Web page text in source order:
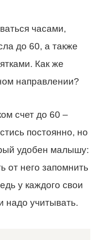
часами,
до 60, а также
Как же
направлении?
счет до 60 –
постоянно, но
удобен малышу:
от него запомнить
у каждого свои
надо учитывать.